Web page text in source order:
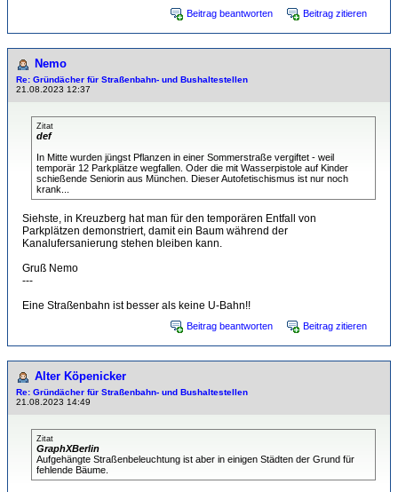
Beitrag beantworten Beitrag zitieren
Nemo
Re: Gründächer für Straßenbahn- und Bushaltestellen
21.08.2023 12:37
Zitat
def
In Mitte wurden jüngst Pflanzen in einer Sommerstraße vergiftet - weil
temporär 12 Parkplätze wegfallen. Oder die mit Wasserpistole auf Kinder
schießende Seniorin aus München. Dieser Autofetischismus ist nur noch
krank...
Siehste, in Kreuzberg hat man für den temporären Entfall von
Parkplätzen demonstriert, damit ein Baum während der
Kanalufersanierung stehen bleiben kann.
Gruß Nemo
---
Eine Straßenbahn ist besser als keine U-Bahn!!
Beitrag beantworten Beitrag zitieren
Alter Köpenicker
Re: Gründächer für Straßenbahn- und Bushaltestellen
21.08.2023 14:49
Zitat
GraphXBerlin
Aufgehängte Straßenbeleuchtung ist aber in einigen Städten der Grund für
fehlende Bäume.